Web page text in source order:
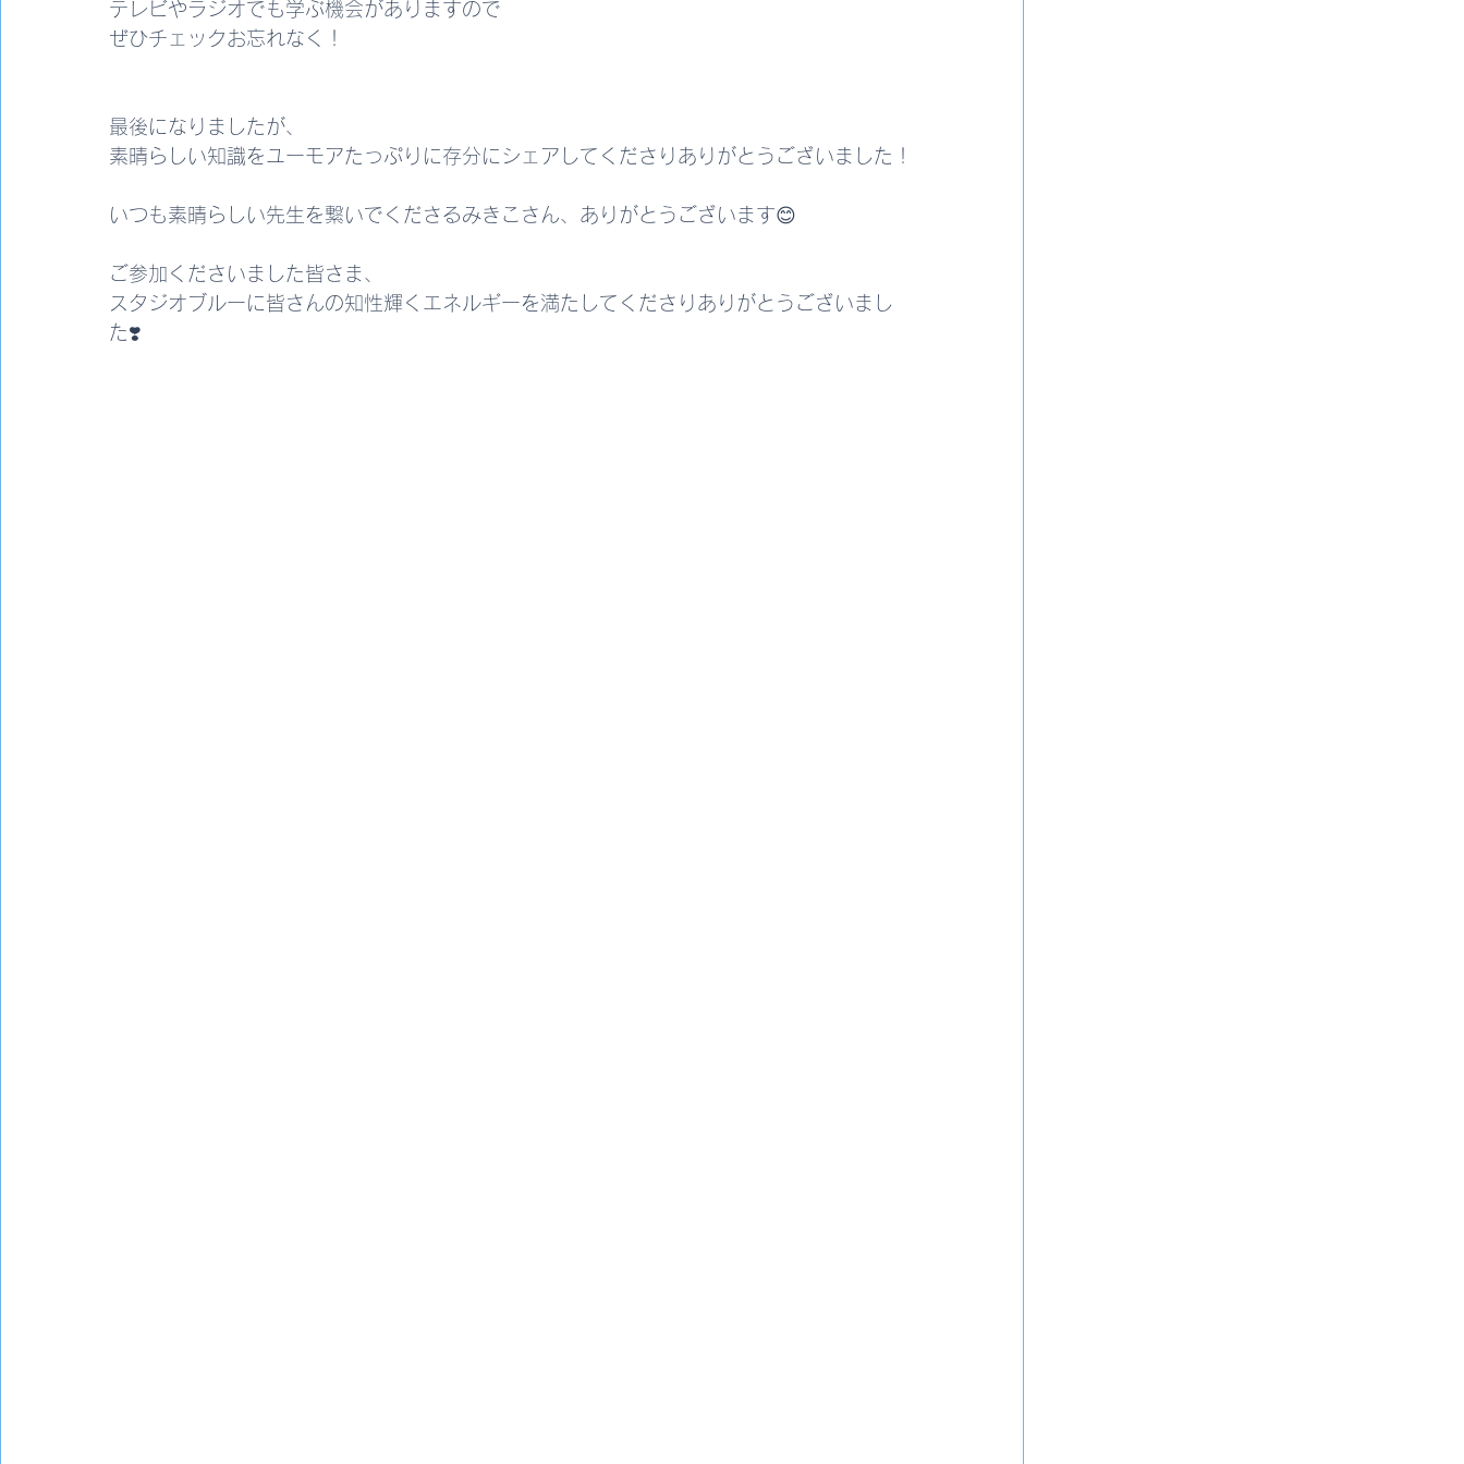
テレビやラジオでも学ぶ機会がありますので
ぜひチェックお忘れなく！
最後になりましたが、
素晴らしい知識をユーモアたっぷりに存分にシェアしてくださりありがとうございました！
いつも素晴らしい先生を繋いでくださるみきこさん、ありがとうございます😊
ご参加くださいました皆さま、
スタジオブルーに皆さんの知性輝くエネルギーを満たしてくださりありがとうございまし
た❣️